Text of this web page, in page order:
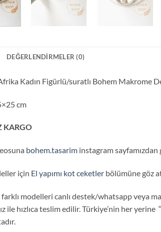
DEĞERLENDIRMELER (0)
Afrika Kadın Figürlü/suratlı Bohem Makrome
cm
KARGO
bohem.tasarim instagram
için El yapımı kot ceketler bölümüne göz
modelleri canlı destek/whatsapp veya
ile hızlıca teslim edilir. Türkiye’nin her yerine “